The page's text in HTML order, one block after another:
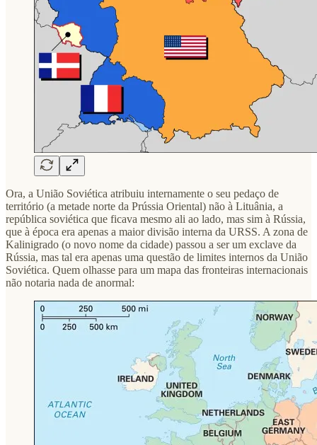
Ora, a União Soviética atribuiu internamente o seu pedaço de
território (a metade norte da Prússia Oriental) não à Lituânia, a
república soviética que ficava mesmo ali ao lado, mas sim à Rússia,
que à época era apenas a maior divisão interna da URSS. A zona de
Kalinigrado (o novo nome da cidade) passou a ser um exclave da
Rússia, mas tal era apenas uma questão de limites internos da União
Soviética. Quem olhasse para um mapa das fronteiras internacionais
não notaria nada de anormal: